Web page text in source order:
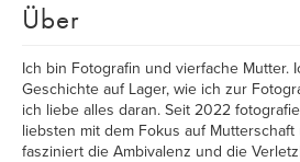
Über
Ich bin Fotografin und vierfache Mutter.
Geschichte auf Lager, wie ich zur
ich liebe alles daran. Seit 2022
liebsten mit dem Fokus auf Mutterschaft
fasziniert die Ambivalenz und die